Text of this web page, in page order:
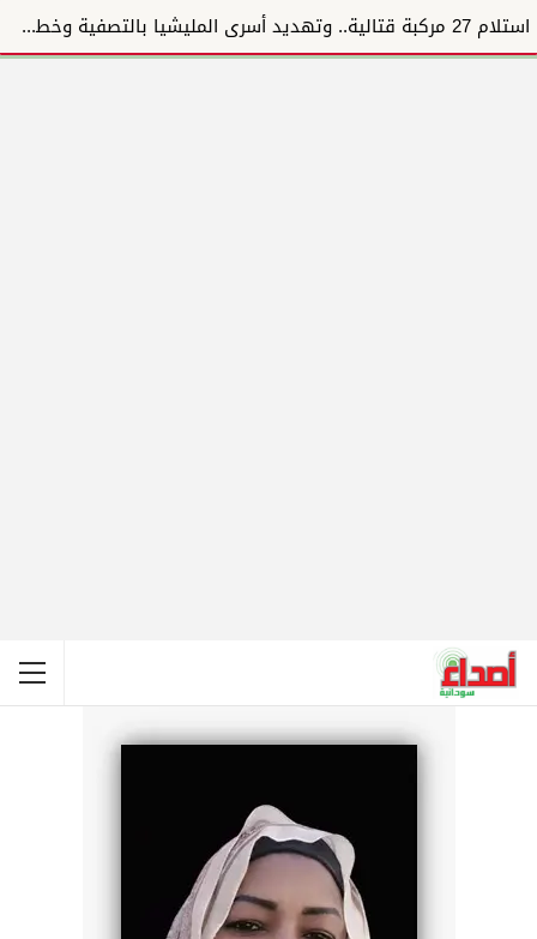
استلام 27 مركبة قتالية.. وتهديد أسرى المليشيا بالتصفية وخطف الأسر